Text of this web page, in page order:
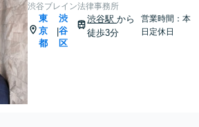
渋谷ブレイン法律事務所
東
京
都
|
渋
谷
区
渋谷駅から
徒歩3分
営業時間：本
日定休日